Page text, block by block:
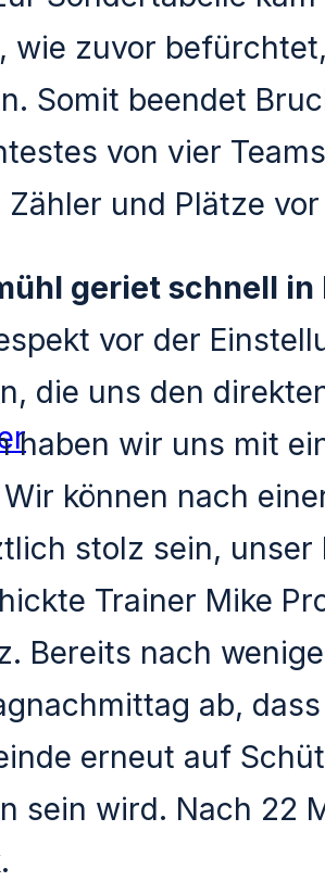
wie zuvor
Somit beendet
von vier
und Plätze
geriet schnell
vor der
die uns den
haben wir uns mit
können nach
stolz sein,
Trainer Mike
Bereits nach
ab,
erneut auf
sein wird. Nach 22